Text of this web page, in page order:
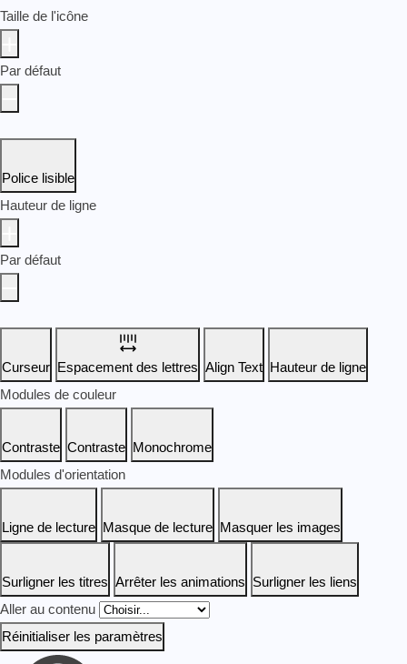
Taille de l'icône
Par défaut
Police lisible
Hauteur de ligne
Par défaut
Curseur Espacement des lettres Align Text Hauteur de ligne
Modules de couleur
Contraste Contraste Monochrome
Modules d'orientation
Ligne de lecture Masque de lecture Masquer les images
Surligner les titres Arrêter les animations Surligner les liens
Aller au contenu
Réinitialiser les paramètres